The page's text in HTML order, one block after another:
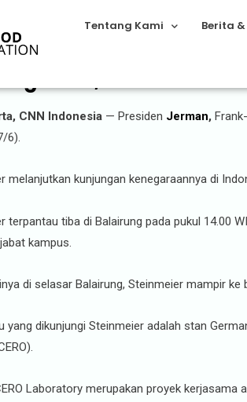
Tentang Kami Berita
UGM, Presiden
CNN Indonesia — Presiden Jerman,
6).
melanjutkan kunjungan kenegaraannya di
terpantau tiba di Balairung pada pukul 14.00
kampus.
di selasar Balairung, Steinmeier mampir
yang dikunjungi Steinmeier adalah stan
Laboratory merupakan proyek kerjasama